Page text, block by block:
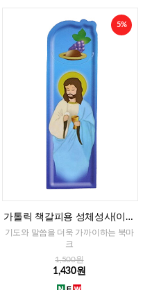
5%
가톨릭 책갈피용 성체성사(이태
리)
기도와 말씀을 더욱 가까이하는 북마
크
1,500원
1,430원